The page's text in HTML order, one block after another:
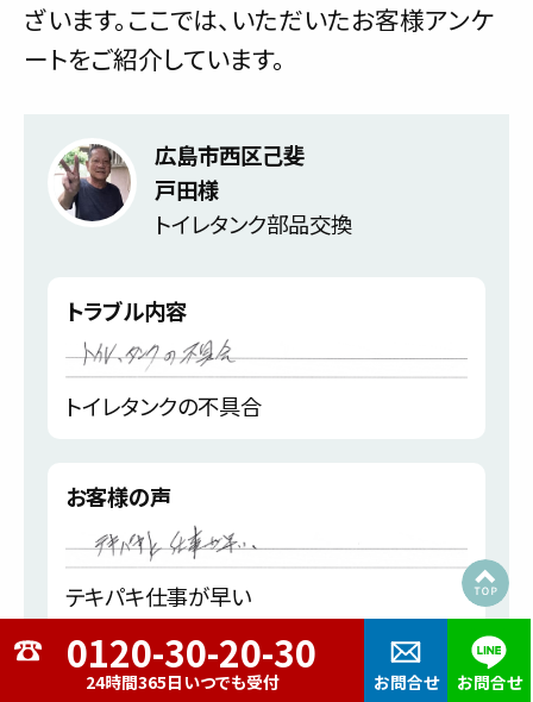
24時間365日いつでも受付 お問合せ お問合せ
ざいます。ここでは、いただいたお客様アンケ
ートをご紹介しています。
広島市西区己斐
戸田様
トイレタンク部品交換
トラブル内容
トイレタンクの不具合
お客様の声
テキパキ仕事が早い
広島市安芸区上瀬野南